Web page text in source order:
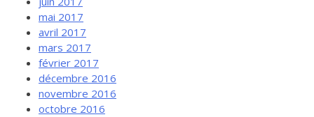
mai 2017
avril 2017
mars 2017
février 2017
décembre 2016
novembre 2016
octobre 2016